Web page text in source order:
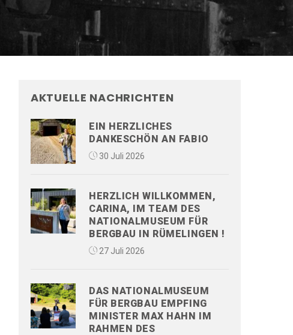
AKTUELLE NACHRICHTEN
EIN HERZLICHES
DANKESCHÖN AN FABIO
30 Juli 2026
HERZLICH WILLKOMMEN,
CARINA, IM TEAM DES
NATIONALMUSEUM FÜR
BERGBAU IN RÜMELINGEN !
27 Juli 2026
DAS NATIONALMUSEUM
FÜR BERGBAU EMPFING
MINISTER MAX HAHN IM
RAHMEN DES